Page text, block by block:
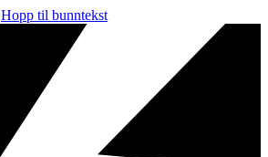
Hopp til bunntekst